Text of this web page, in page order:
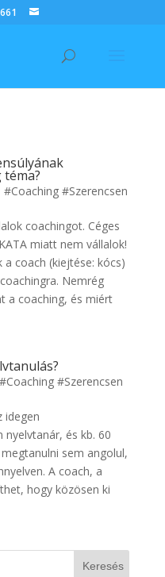
#Coaching #Szerencsen
coachingot. Céges
miatt nem vállalok!
coach (kiejtése: kócs)
Nemrég
a coaching, és miért
#Coaching #Szerencsen
idegen
nyelvtanár, és kb. 60
sem angolul,
A coach, a
hogy közösen ki